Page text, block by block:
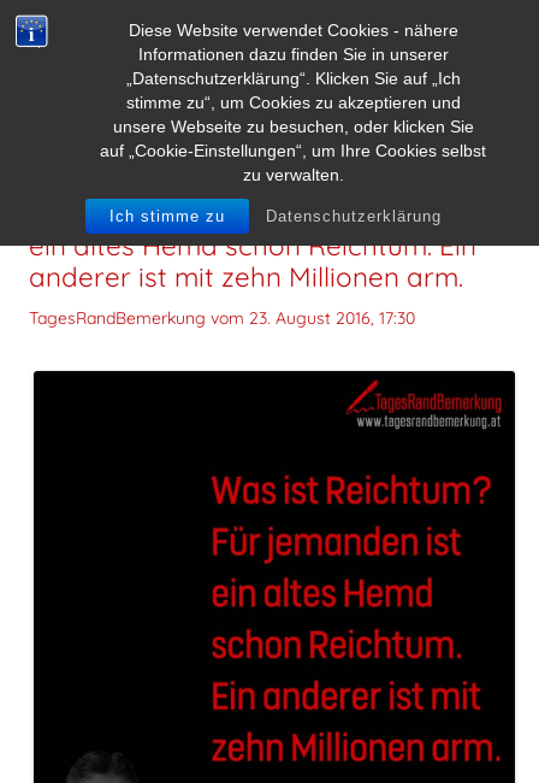
Diese Website verwendet Cookies - nähere
Informationen dazu finden Sie in unserer
„Datenschutzerklärung“. Klicken Sie auf „Ich
stimme zu“, um Cookies zu akzeptieren und
unsere Webseite zu besuchen, oder klicken Sie
auf „Cookie-Einstellungen“, um Ihre Cookies selbst
zu verwalten.
Ich stimme zu Datenschutzerklärung
Was ist Reichtum? Für jemanden ist
ein altes Hemd schon Reichtum. Ein
anderer ist mit zehn Millionen arm.
TagesRandBemerkung vom 23. August 2016, 17:30